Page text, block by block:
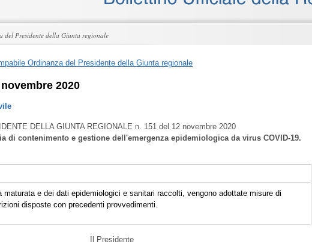
del Presidente della Giunta regionale
Ordinanza del Presidente della Giunta regionale
2020
DELLA GIUNTA REGIONALE n. 151 del 12 novembre 2020
di contenimento e gestione dell'emergenza epidemiologica da virus COVID-19.
maturata e dei dati epidemiologici e sanitari raccolti, vengono adottate misure di
disposte con precedenti provvedimenti.
Il Presidente